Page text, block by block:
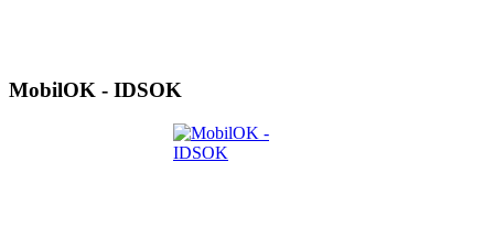
MobilOK - IDSOK